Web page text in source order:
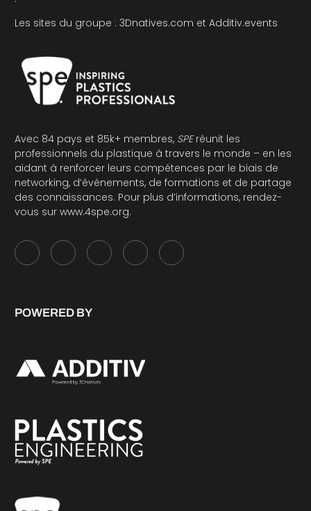
Les sites du groupe : 3Dnatives.com et Additiv.events
Avec 84 pays et 85k+ membres, SPEréunit les
professionnels du plastique à travers le monde – en les
aidant à renforcer leurs compétences par le biais de
networking, d’événements, de formations et de partage
des connaissances. Pour plus d’informations, rendez-
vous sur www.4spe.org.
POWERED BY